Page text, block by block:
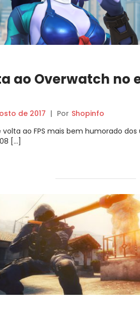
ao Overwatch no
de 2017 | Por Shopinfo
volta ao FPS mais bem humorado
[…]